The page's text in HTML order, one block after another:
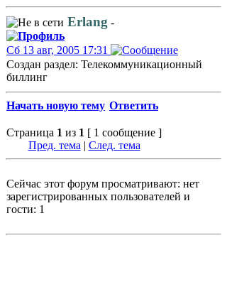
Erlang -
Сб 13 авг, 2005 17:31
Создан раздел: Телекоммуникационный
биллинг
Начать новую тему Ответить
Страница 1 из 1 [ 1 сообщение ]
Пред. тема | След. тема
Сейчас этот форум просматривают: нет
зарегистрированных пользователей и
гости: 1